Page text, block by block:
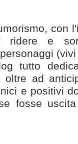
con
ridere e
tutto
oltre ad
e positivi
fosse